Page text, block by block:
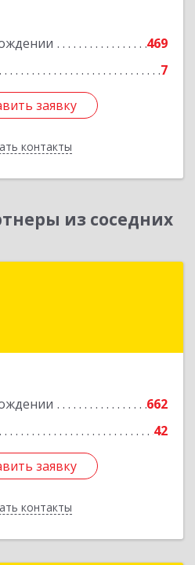
469
7
заявку
контакты
заявку
Назад
из соседних
662
42
заявку
контакты
г, Победы пр-кт, дом
заявку
Назад